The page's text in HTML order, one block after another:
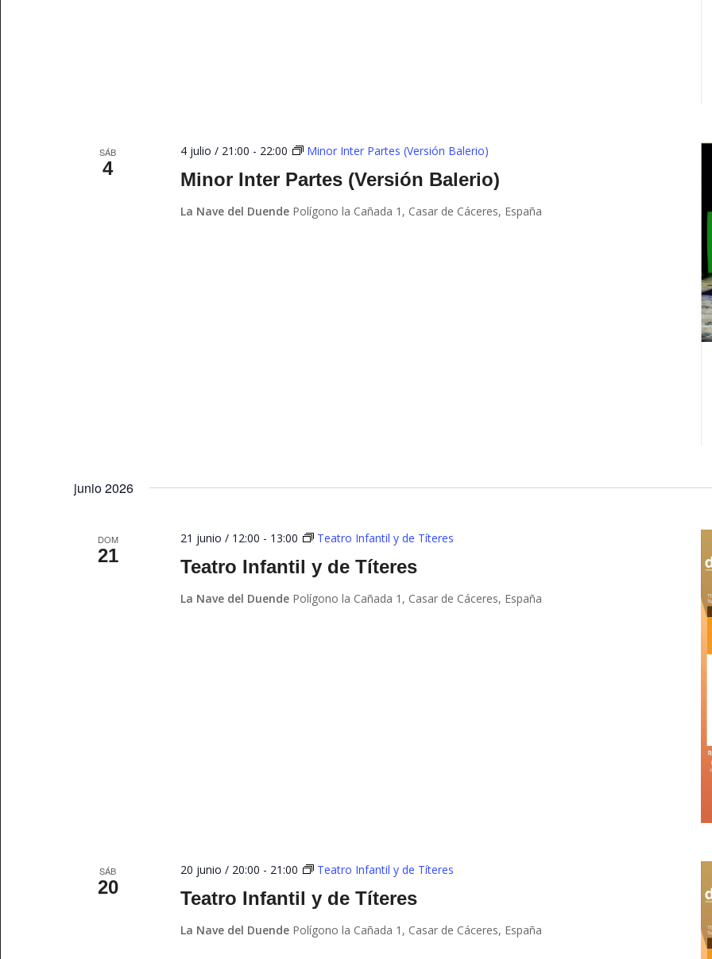
SÁB
4
Minor Inter Partes (Versión Balerio)
4 julio / 21:00 - 22:00 Minor Inter Partes (Versión Balerio)
La Nave del Duende Polígono la Cañada 1, Casar de Cáceres, España
junio 2026
DOM
21
Teatro Infantil y de Títeres
21 junio / 12:00 - 13:00 Teatro Infantil y de Títeres
La Nave del Duende Polígono la Cañada 1, Casar de Cáceres, España
SÁB
20
Teatro Infantil y de Títeres
20 junio / 20:00 - 21:00 Teatro Infantil y de Títeres
La Nave del Duende Polígono la Cañada 1, Casar de Cáceres, España